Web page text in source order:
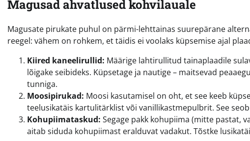
Magusad ahvatlused kohvilauale
Magusate pirukate puhul on pärmi-lehttainas suurepärane
reegel: vähem on rohkem, et täidis ei voolaks küpsemise ajal
Kiired kaneelirullid: Määrige lahtirullitud tainaplaadile
lõigake seibideks. Küpsetage ja nautige – maitsevad
tunniga.
Moosipirukad: Moosi kasutamisel on oht, et see keeb
teelusikatäis kartulitärklist või vanillikastmepulbrit. See
Kohupiimataskud: Segage pakk kohupiima (mitte pastat,
aitab siduda kohupiimast eralduvat vadakut. Tõstke